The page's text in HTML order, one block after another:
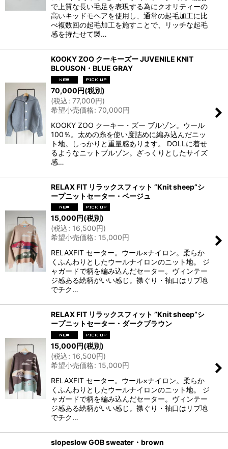
で上質な長い毛足を表現する為にクオリティーの
高いキッドモヘアを使用し、通常の起毛加工に比
べ複数回の起毛加工を施すことで、リッチな起毛
感を持たせて製…
KOOKY ZOO クーキーズー JUVENILE KNIT
BLOUSON・BLUE GRAY
70,000円(税別)
(税込: 77,000円)
希望小売価格: 70,000円
KOOKY ZOO クーキー・ズー ブルゾン。ウール
100％。太めの糸を使い度詰めに編み込んだニッ
ト地。しっかりと重量感あります。 DOLLに着せ
るようなニットブルゾン。ざっくりとしたサイズ
感…
RELAX FIT リラックスフィット ”Knit sheep”シ
ープニットセーター・ベージュ
15,000円(税別)
(税込: 16,500円)
希望小売価格: 15,000円
RELAXFIT セーター。ウール×ナイロン。柔らか
くふんわりとしたウールナイロンのニット地。 ジ
ャガードで柄を編み込んだセーター。ヴィンテー
ジ感ある絵柄がいい感じ。襟ぐり・袖口はリブ地
でチク…
RELAX FIT リラックスフィット ”Knit sheep”シ
ープニットセーター・ダークブラウン
15,000円(税別)
(税込: 16,500円)
希望小売価格: 15,000円
RELAXFIT セーター。ウール×ナイロン。柔らか
くふんわりとしたウールナイロンのニット地。 ジ
ャガードで柄を編み込んだセーター。ヴィンテー
ジ感ある絵柄がいい感じ。襟ぐり・袖口はリブ地
でチク…
slopeslow GOB sweater・brown